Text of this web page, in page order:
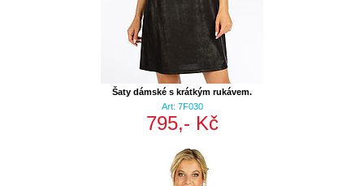
Šaty dámské s krátkým rukávem.
Art: 7F030
795,- Kč